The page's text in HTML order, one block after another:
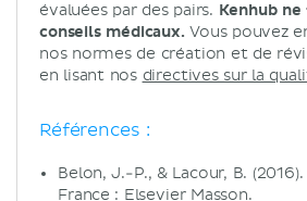
évaluées par des pairs. Kenhub
conseils médicaux. Vous pouvez
nos normes de création et de
en lisant nos directives sur la
Références :
Belon, J.-P., & Lacour, B.
France : Elsevier Masson.